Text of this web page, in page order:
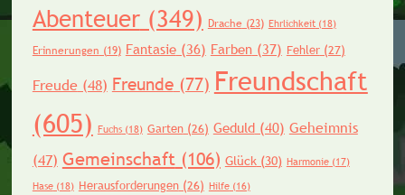
Abenteuer(349) Drache (23) Ehrlichkeit(18)
Erinnerungen (19) Fantasie(36) Farben(37) Fehler(27)
Freude(48) Freunde(77) Freundschaft
(605) Fuchs(18) Garten(26) Geduld(40) Geheimnis
(47) Gemeinschaft(106) Glück(30) Harmonie(17)
Hase(18) Herausforderungen(26) Hilfe(16)